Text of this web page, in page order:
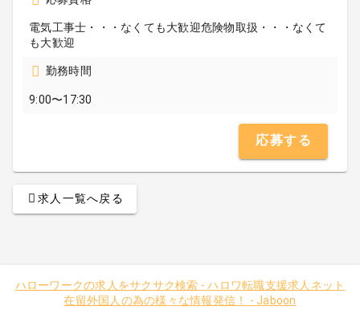
電気工事士・・・なくても大歓迎危険物取扱・・・なくて
も大歓迎
勤務時間
9:00〜17:30
応募する
求人一覧へ戻る
ハローワークの求人をサクサク検索 -ハロワ転職支援求人ネット
在留外国人の為の様々な情報発信！
- Jaboon